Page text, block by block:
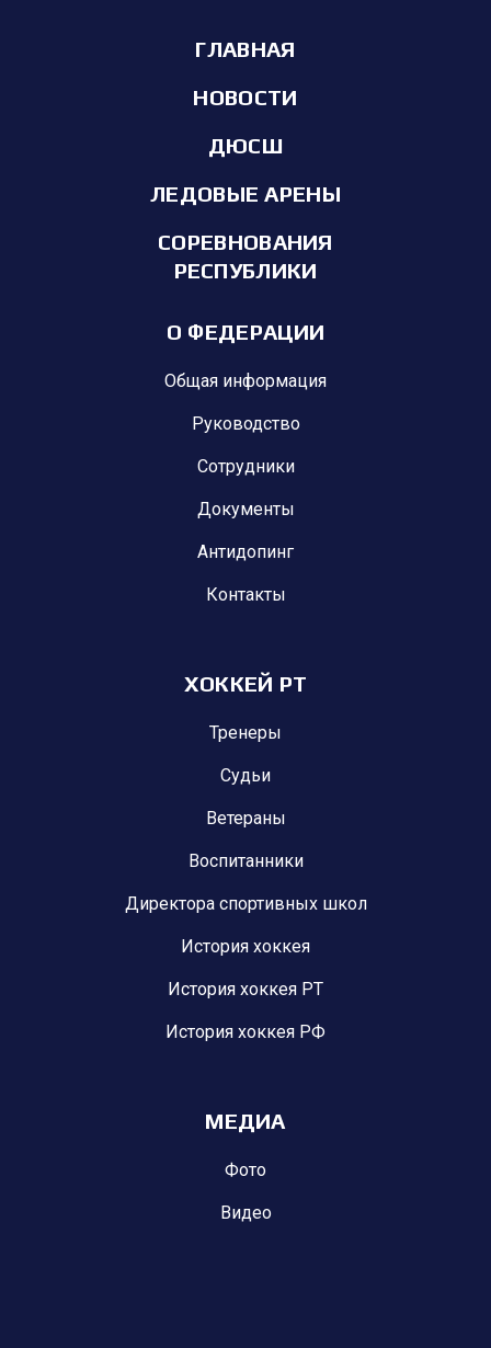
ГЛАВНАЯ
НОВОСТИ
ДЮСШ
ЛЕДОВЫЕ АРЕНЫ
СОРЕВНОВАНИЯ
РЕСПУБЛИКИ
О ФЕДЕРАЦИИ
Общая информация
Руководство
Сотрудники
Документы
Антидопинг
Контакты
ХОККЕЙ РТ
Тренеры
Судьи
Ветераны
Воспитанники
Директора спортивных школ
История хоккея
История хоккея РТ
История хоккея РФ
МЕДИА
Фото
Видео